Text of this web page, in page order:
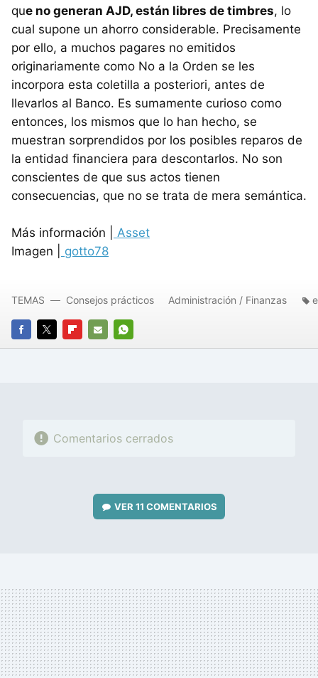
que no generan AJD, están libres de timbres, lo
cual supone un ahorro considerable. Precisamente
por ello, a muchos pagares no emitidos
originariamente como No a la Orden se les
incorpora esta coletilla a posteriori, antes de
llevarlos al Banco. Es sumamente curioso como
entonces, los mismos que lo han hecho, se
muestran sorprendidos por los posibles reparos de
la entidad financiera para descontarlos. No son
conscientes de que sus actos tienen
consecuencias, que no se trata de mera semántica.
Más información |
Asset
Imagen |
gotto78
FACEBOOK
TWITTERFLIPBOARD
E-
WHATSAPP
TEMAS Consejos prácticos Administración / Finanzas
Comentarios cerrados
VER11 COMENTARIOS